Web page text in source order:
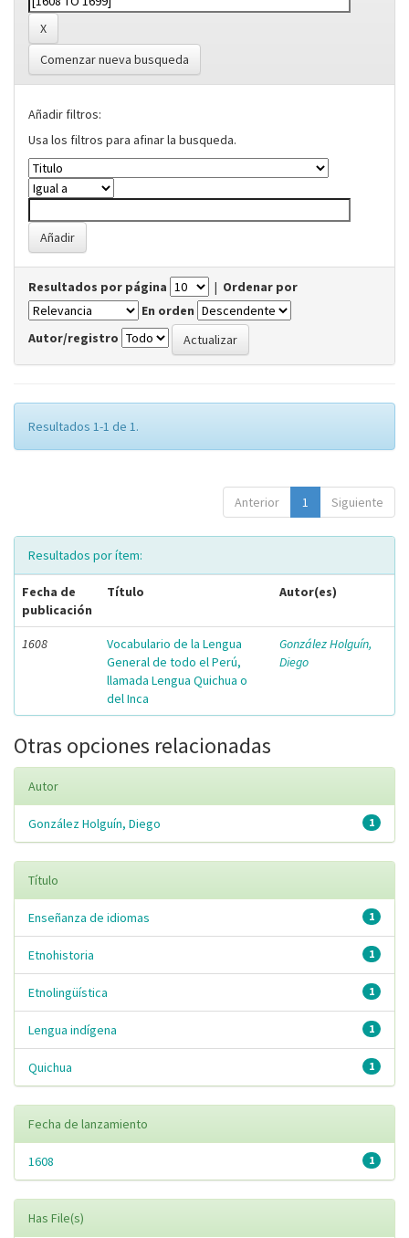
Comenzar nueva busqueda
Añadir filtros:
Usa los filtros para afinar la busqueda.
Resultados por página | Ordenar por
En orden
Autor/registro
Resultados 1-1 de 1.
Anterior 1 Siguiente
Resultados por ítem:
Fecha de
publicación
Título Autor(es)
1608
Vocabulario de la Lengua
General de todo el Perú,
llamada Lengua Quichua o
del Inca
González Holguín,
Diego
Otras opciones relacionadas
Autor
1
González Holguín, Diego
Título
1
Enseñanza de idiomas
1
Etnohistoria
1
Etnolingüística
1
Lengua indígena
1
Quichua
Fecha de lanzamiento
1
1608
Has File(s)